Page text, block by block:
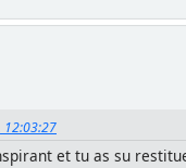
12:03:27
et tu as su